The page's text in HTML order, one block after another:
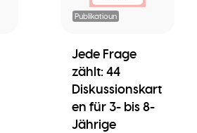
Publikatioun
Jede Frage
zählt: 44
Diskussionskart
en für 3- bis 8-
Jährige